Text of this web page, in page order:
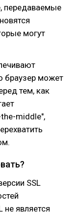
передаваемые
могут
браузер может
тем, как
the-middle",
SSL
не является